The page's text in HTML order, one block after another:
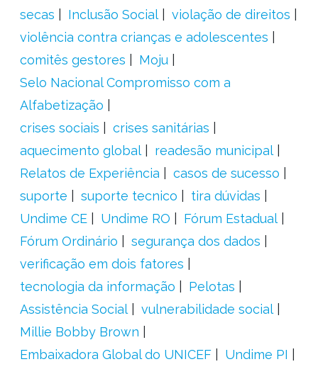
secas
Inclusão Social
violação de direitos
violência contra crianças e adolescentes
comitês gestores
Moju
Selo Nacional Compromisso com a
Alfabetização
crises sociais
crises sanitárias
aquecimento global
readesão municipal
Relatos de Experiência
casos de sucesso
suporte
suporte tecnico
tira dúvidas
Undime CE
Undime RO
Fórum Estadual
Fórum Ordinário
segurança dos dados
verificação em dois fatores
tecnologia da informação
Pelotas
Assistência Social
vulnerabilidade social
Millie Bobby Brown
Embaixadora Global do UNICEF
Undime PI